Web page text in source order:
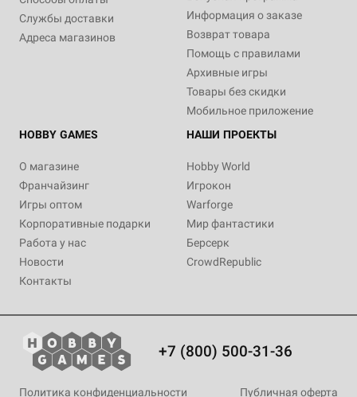
Службы доставки
Адреса магазинов
Информация о заказе
Возврат товара
Помощь с правилами
Архивные игры
Товары без скидки
Мобильное приложение
HOBBY GAMES
О магазине
Франчайзинг
Игры оптом
Корпоративные подарки
Работа у нас
Новости
Контакты
НАШИ ПРОЕКТЫ
Hobby World
Игрокон
Warforge
Мир фантастики
Берсерк
CrowdRepublic
+7 (800) 500-31-36
Политика конфиденциальности Публичная оферта